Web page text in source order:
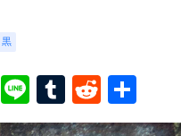
黒
Pinterest
LineTumblr
Reddit
有